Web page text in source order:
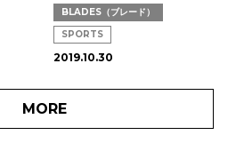
BLADES（ブレード）
SPORTS
2019.10.30
MORE